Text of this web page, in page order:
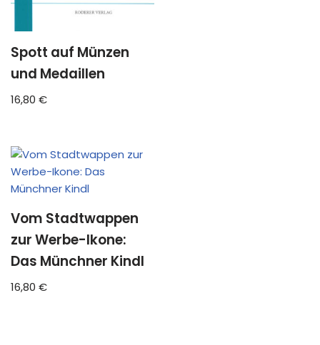
Spott auf Münzen
und Medaillen
16,80 €
Vom Stadtwappen
zur Werbe-Ikone:
Das Münchner Kindl
16,80 €